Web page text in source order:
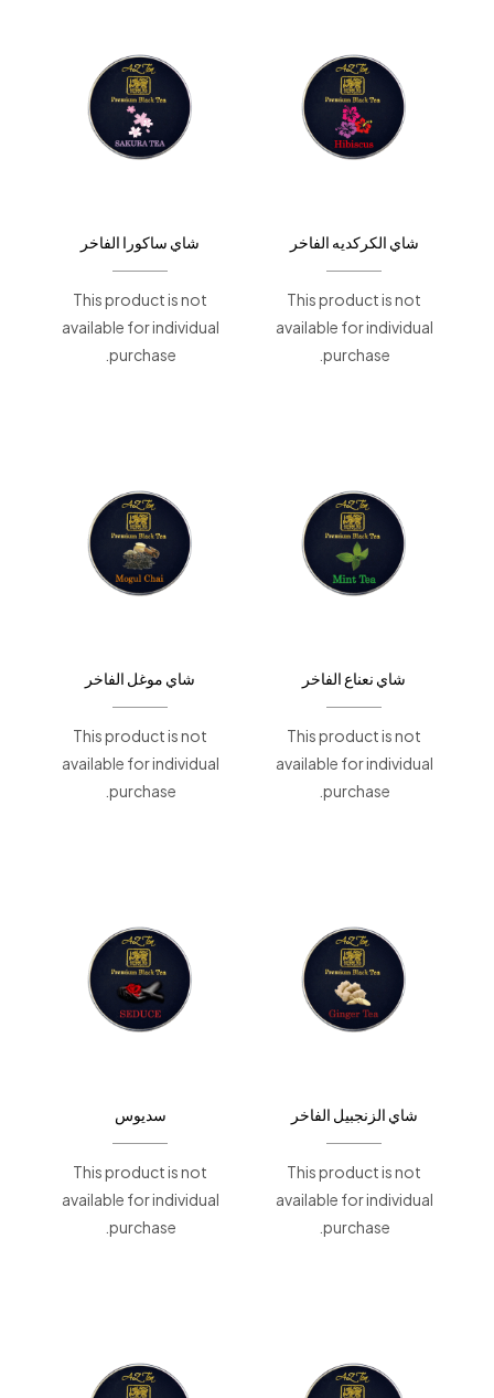
شاي الكركديه الفاخر
This product is not
available for individual
purchase.
شاي ساكورا الفاخر
This product is not
available for individual
purchase.
شاي نعناع الفاخر
This product is not
available for individual
purchase.
شاي موغل الفاخر
This product is not
available for individual
purchase.
شاي الزنجبيل الفاخر
This product is not
available for individual
purchase.
سديوس
This product is not
available for individual
purchase.